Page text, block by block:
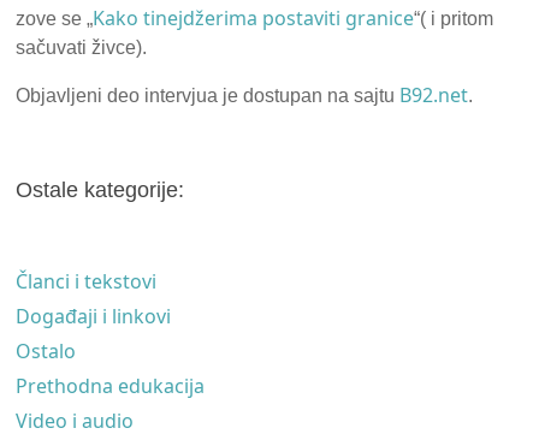
zove se „Kako tinejdžerima postaviti granice“( i pritom
sačuvati živce).
Objavljeni deo intervjua je dostupan na sajtu B92.net.
Ostale kategorije:
Članci i tekstovi
Događaji i linkovi
Ostalo
Prethodna edukacija
Video i audio